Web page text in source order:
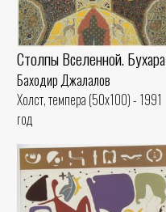
Столпы Вселенной. Бухара
Баходир Джалалов
Холст, темпера (50x100) - 1991
год